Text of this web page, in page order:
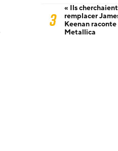
3
« Ils
remplacer
Keenan
Metallica